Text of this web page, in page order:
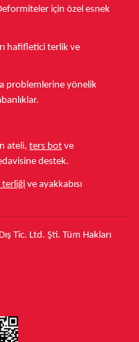
için özel esnek
hafifletici terlik ve
problemlerine yönelik
ateli, ters bot ve
destek.
terliği ve ayakkabısı
Tic. Ltd. Şti. Tüm Hakları